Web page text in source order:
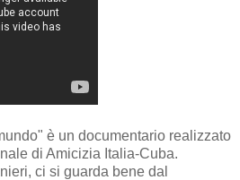
è un documentario realizzato
di Amicizia Italia-Cuba.
ci si guarda bene dal